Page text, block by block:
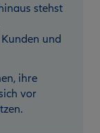
stehst
und
ihre
vor